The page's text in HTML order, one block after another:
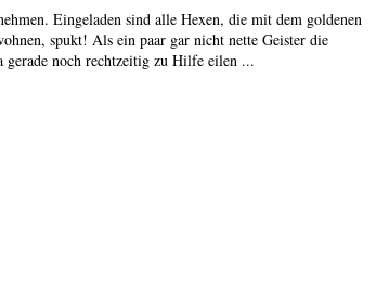
Eingeladen sind alle Hexen, die mit dem goldenen
spukt! Als ein paar gar nicht nette Geister die
noch rechtzeitig zu Hilfe eilen ...